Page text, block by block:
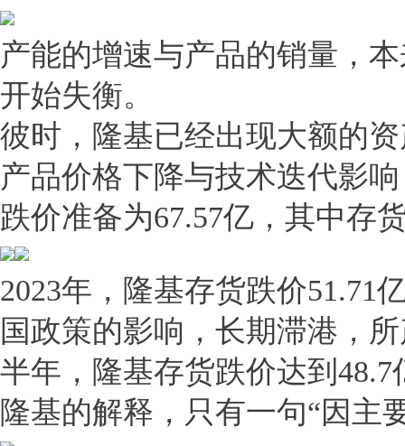
产能的增速与产品的销量，
开始失衡。
彼时，隆基已经出现大额的
产品价格下降与技术迭代影
跌价准备为67.57亿，其中存
2023年，隆基存货跌价51.71
国政策的影响，长期滞港，
半年，隆基存货跌价达到
隆基的解释，只有一句“因主